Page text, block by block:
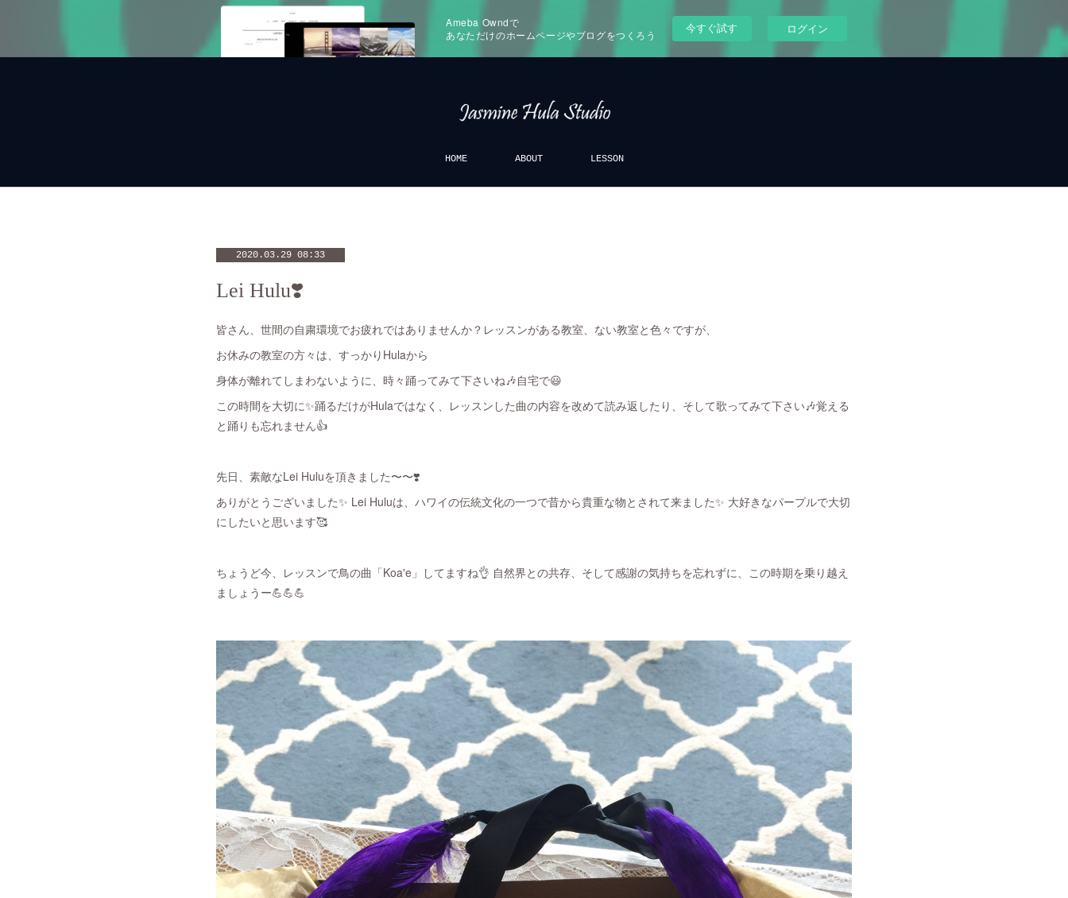
Ameba Owndで
あなただけのホームページやブログをつくろう
今すぐ試す ログイン
HOME ABOUT LESSON
2020.03.29 08:33
Lei Hulu❣️
皆さん、世間の自粛環境でお疲れではありませんか？レッスンがある教室、ない教室と色々ですが、
お休みの教室の方々は、すっかりHulaから
身体が離れてしまわないように、時々踊ってみて下さいね🎶自宅で😃
この時間を大切に✨踊るだけがHulaではなく、レッスンした曲の内容を改めて読み返したり、そして歌ってみて下さい🎶覚える
と踊りも忘れません👍
先日、素敵なLei Huluを頂きました〜〜❣️
ありがとうございました✨ Lei Huluは、ハワイの伝統文化の一つで昔から貴重な物とされて来ました✨ 大好きなパープルで大切
にしたいと思います🥰
ちょうど今、レッスンで鳥の曲「Koa'e」してますね👌 自然界との共存、そして感謝の気持ちを忘れずに、この時期を乗り越え
ましょうー💪💪💪